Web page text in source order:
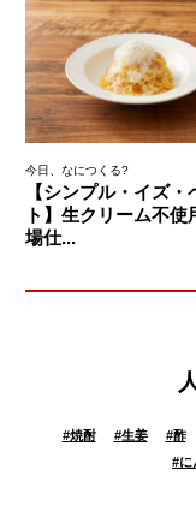
今日、なにつくる?
【シンプル・イズ・
ト】生クリーム不使
場仕...
#焼酎 #生姜 #酢
#に